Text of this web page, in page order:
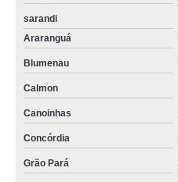
sarandi
Araranguá
Blumenau
Calmon
Canoinhas
Concórdia
Grão Pará